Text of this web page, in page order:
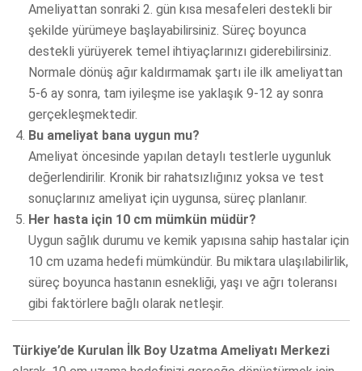
Ameliyattan sonraki 2. gün kısa mesafeleri destekli bir
şekilde yürümeye başlayabilirsiniz. Süreç boyunca
destekli yürüyerek temel ihtiyaçlarınızı giderebilirsiniz.
Normale dönüş ağır kaldırmamak şartı ile ilk ameliyattan
5-6 ay sonra, tam iyileşme ise yaklaşık 9-12 ay sonra
gerçekleşmektedir.
Bu ameliyat bana uygun mu?
Ameliyat öncesinde yapılan detaylı testlerle uygunluk
değerlendirilir. Kronik bir rahatsızlığınız yoksa ve test
sonuçlarınız ameliyat için uygunsa, süreç planlanır.
Her hasta için 10 cm mümkün müdür?
Uygun sağlık durumu ve kemik yapısına sahip hastalar için
10 cm uzama hedefi mümkündür. Bu miktara ulaşılabilirlik,
süreç boyunca hastanın esnekliği, yaşı ve ağrı toleransı
gibi faktörlere bağlı olarak netleşir.
Türkiye’de Kurulan İlk Boy Uzatma Ameliyatı Merkezi